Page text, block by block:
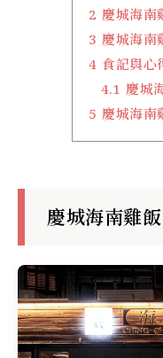
2 慶城海南
3 慶城海南
4 食記與心
4.1 慶城
5 慶城海南
慶城海南雞